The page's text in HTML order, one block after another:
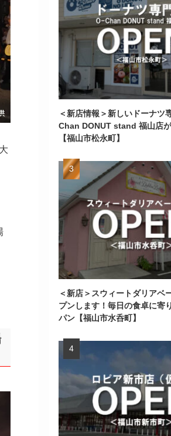
＜新店情報＞新しいドーナツ
Chan DONUT stand 福山店が
【福山市松永町】
＜新店＞スウィートダリアベ
プンします！毎日の食卓に寄
パン【福山市水呑町】